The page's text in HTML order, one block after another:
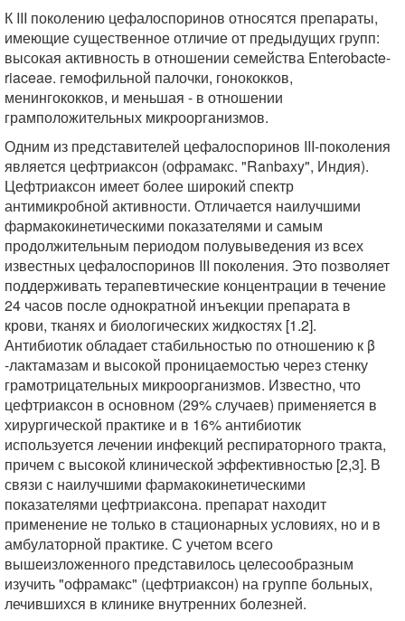
К III поколению цефалоспоринов относятся препараты,
имеющие существенное отличие от предыдущих групп:
высокая активность в отношении семейства Enterobacte-
riaceae. гемофильной палочки, гонококков,
менингококков, и меньшая - в отношении
грамположительных микроорганизмов.
Одним из представителей цефалоспоринов III-поколения
является цефтриаксон (офрамакс. "Ranbaxy", Индия).
Цефтриаксон имеет более широкий спектр
антимикробной активности. Отличается наилучшими
фармакокинетическими показателями и самым
продолжительным периодом полувыведения из всех
известных цефалоспоринов III поколения. Это позволяет
поддерживать терапевтические концентрации в течение
24 часов после однократной инъекции препарата в
крови, тканях и биологических жидкостях [1.2].
Антибиотик обладает стабильностью по отношению к β
-лактамазам и высокой проницаемостью через стенку
грамотрицательных микроорганизмов. Известно, что
цефтриаксон в основном (29% случаев) применяется в
хирургической практике и в 16% антибиотик
используется лечении инфекций респираторного тракта,
причем с высокой клинической эффективностью [2,3]. В
связи с наилучшими фармакокинетическими
показателями цефтриаксона. препарат находит
применение не только в стационарных условиях, но и в
амбулаторной практике. С учетом всего
вышеизложенного представилось целесообразным
изучить "офрамакс" (цефтриаксон) на группе больных,
лечившихся в клинике внутренних болезней.